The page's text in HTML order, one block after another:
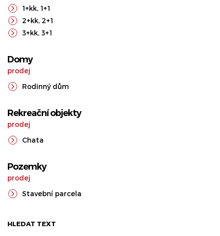
1+kk, 1+1
2+kk, 2+1
3+kk, 3+1
Domy
prodej
Rodinný dům
Rekreační objekty
prodej
Chata
Pozemky
prodej
Stavební parcela
HLEDAT TEXT